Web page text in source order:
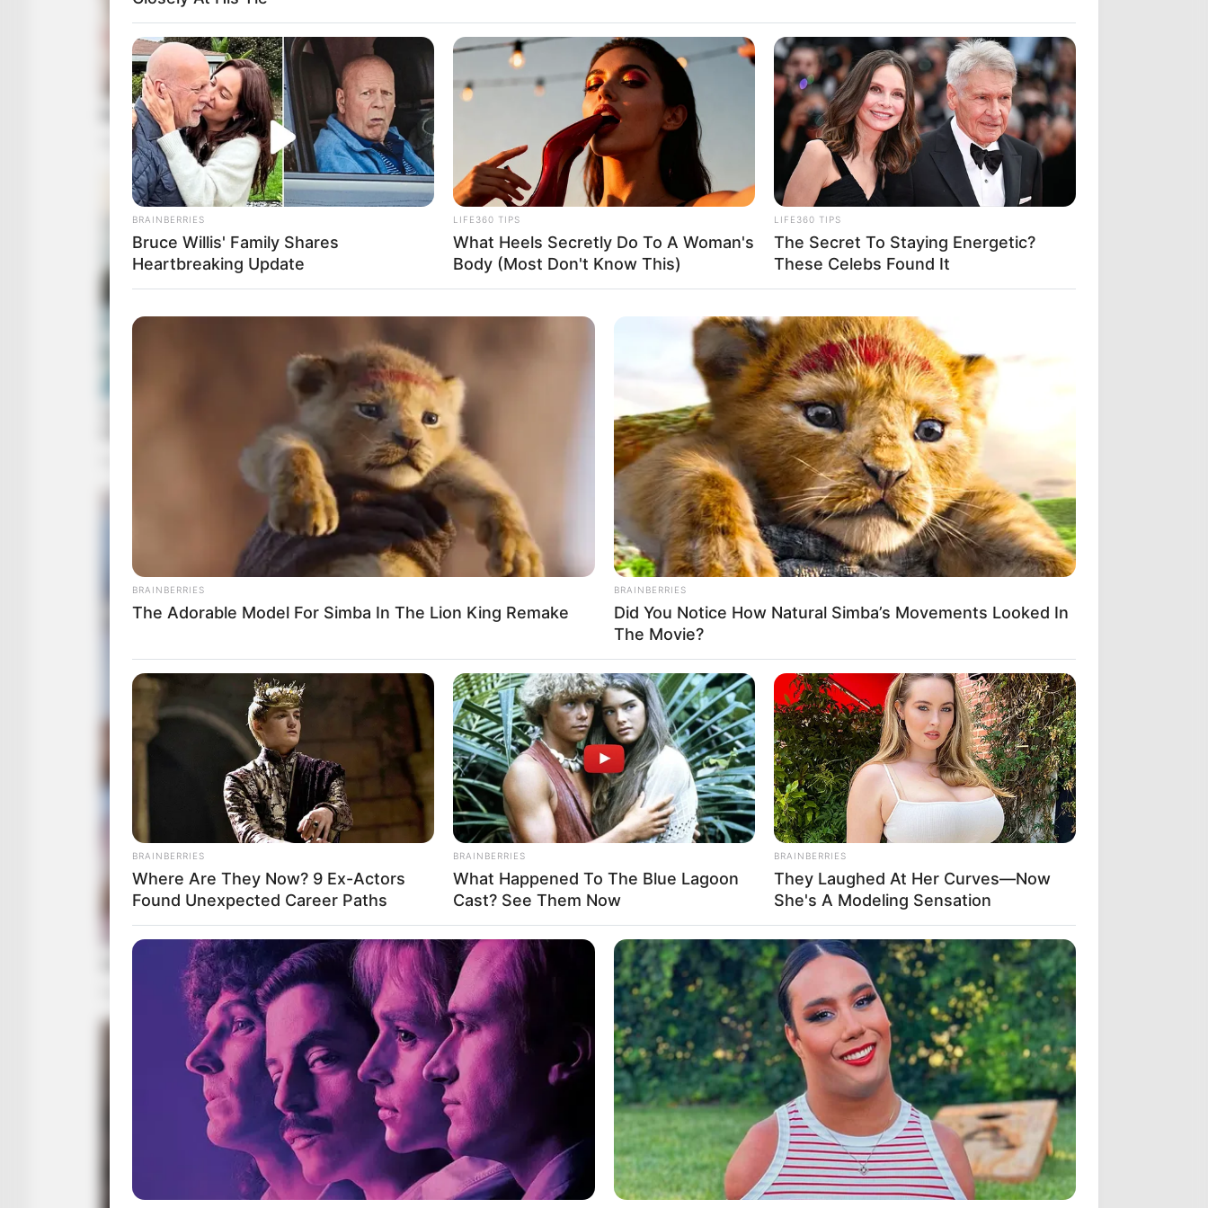
BRAINBERRIES
Bruce Willis' Family Shares
Heartbreaking Update
LIFE360 TIPS
What Heels Secretly Do To A Woman's
Body (Most Don't Know This)
LIFE360 TIPS
The Secret To Staying Energetic?
These Celebs Found It
BRAINBERRIES
The Adorable Model For Simba In The Lion King Remake
BRAINBERRIES
Did You Notice How Natural Simba’s Movements Looked In
The Movie?
BRAINBERRIES
Where Are They Now? 9 Ex-Actors
Found Unexpected Career Paths
BRAINBERRIES
What Happened To The Blue Lagoon
Cast? See Them Now
BRAINBERRIES
They Laughed At Her Curves—Now
She's A Modeling Sensation